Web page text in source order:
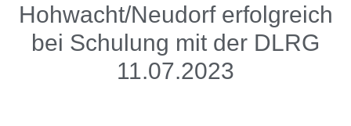
Hohwacht/Neudorf erfolgreich
bei Schulung mit der DLRG
11.07.2023